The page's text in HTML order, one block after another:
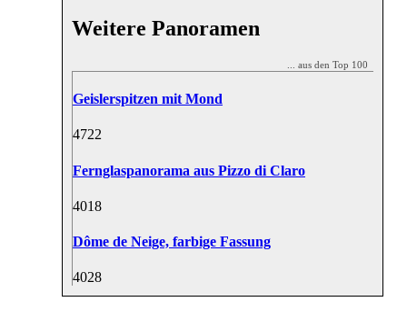
Weitere Panoramen
... aus den Top 100
Geislerspitzen mit Mond
4722
Fernglaspanorama aus Pizzo di Claro
4018
Dôme de Neige, farbige Fassung
4028